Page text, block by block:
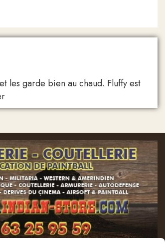
les garde bien au chaud. Fluffy est